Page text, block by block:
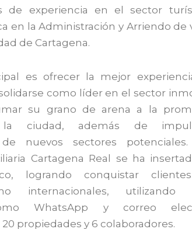
de experiencia en el sector
en la Administración y Arriendo de
de Cartagena.
es ofrecer la mejor
como líder en el sector
su grano de arena a la
la ciudad, además de
nuevos sectores potenciales.
Cartagena Real se ha
logrando conquistar
internacionales, utilizando
WhatsApp y correo
propiedades y 6 colaboradores.